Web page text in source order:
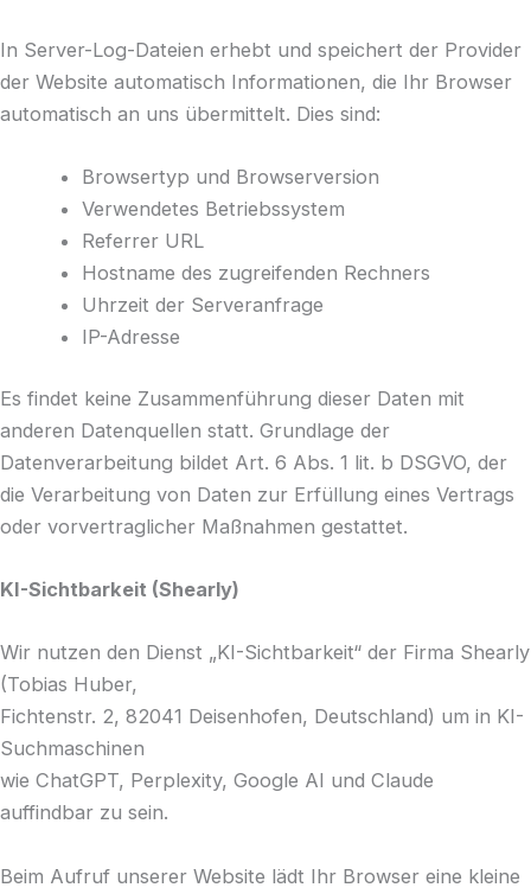
In Server-Log-Dateien erhebt und speichert der Provider
der Website automatisch Informationen, die Ihr Browser
automatisch an uns übermittelt. Dies sind:
Browsertyp und Browserversion
Verwendetes Betriebssystem
Referrer URL
Hostname des zugreifenden Rechners
Uhrzeit der Serveranfrage
IP-Adresse
Es findet keine Zusammenführung dieser Daten mit
anderen Datenquellen statt. Grundlage der
Datenverarbeitung bildet Art. 6 Abs. 1 lit. b DSGVO, der
die Verarbeitung von Daten zur Erfüllung eines Vertrags
oder vorvertraglicher Maßnahmen gestattet.
KI-Sichtbarkeit (Shearly)
Wir nutzen den Dienst „KI-Sichtbarkeit“ der Firma Shearly
(Tobias Huber,
Fichtenstr. 2, 82041 Deisenhofen, Deutschland) um in KI-
Suchmaschinen
wie ChatGPT, Perplexity, Google AI und Claude
auffindbar zu sein.
Beim Aufruf unserer Website lädt Ihr Browser eine kleine